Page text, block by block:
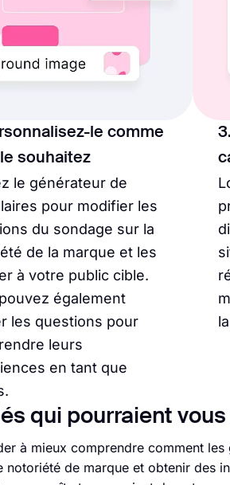
le comme
souhaitez
le générateur de
pour modifier les
du sondage sur la
de la marque et les
à votre public cible.
également
les questions pour
leurs
en tant que
qui pourraient
à mieux comprendre comment
de marque et obtenir des